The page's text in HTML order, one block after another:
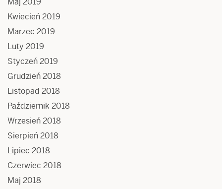
Kwiecień 2019
Marzec 2019
Luty 2019
Styczeń 2019
Grudzień 2018
Listopad 2018
Październik 2018
Wrzesień 2018
Sierpień 2018
Lipiec 2018
Czerwiec 2018
Maj 2018